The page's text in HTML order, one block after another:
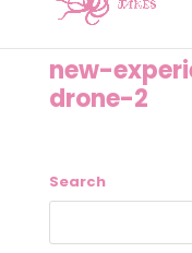
new-
drone-2
Search